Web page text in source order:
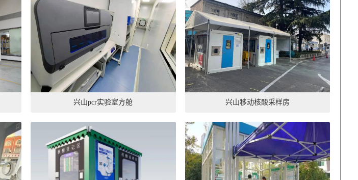
兴山pcr实验室方舱 兴山移动核酸采样房